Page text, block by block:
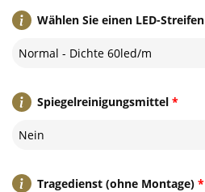
Wählen Sie einen LED-Streifen
Normal - Dichte 60led/m
*
Spiegelreinigungsmittel
Nein
*
Tragedienst (ohne Montage)